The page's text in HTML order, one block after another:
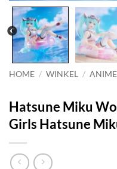
HOME / WINKEL / ANIME
Hatsune Miku
Girls Hatsune